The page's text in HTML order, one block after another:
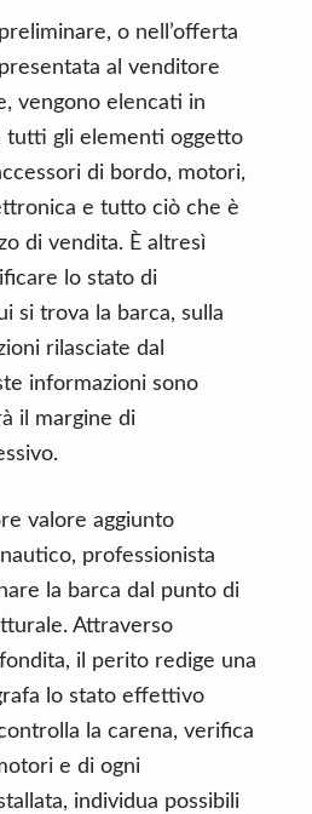
o nell’offerta
al venditore
vengono elencati in
tutti gli elementi oggetto
di bordo, motori,
e tutto ciò che è
di vendita. È altresì
lo stato di
si trova la barca, sulla
rilasciate dal
informazioni sono
il margine di
valore aggiunto
professionista
la barca dal punto di
Attraverso
il perito redige una
lo stato effettivo
la carena, verifica
e di ogni
individua possibili